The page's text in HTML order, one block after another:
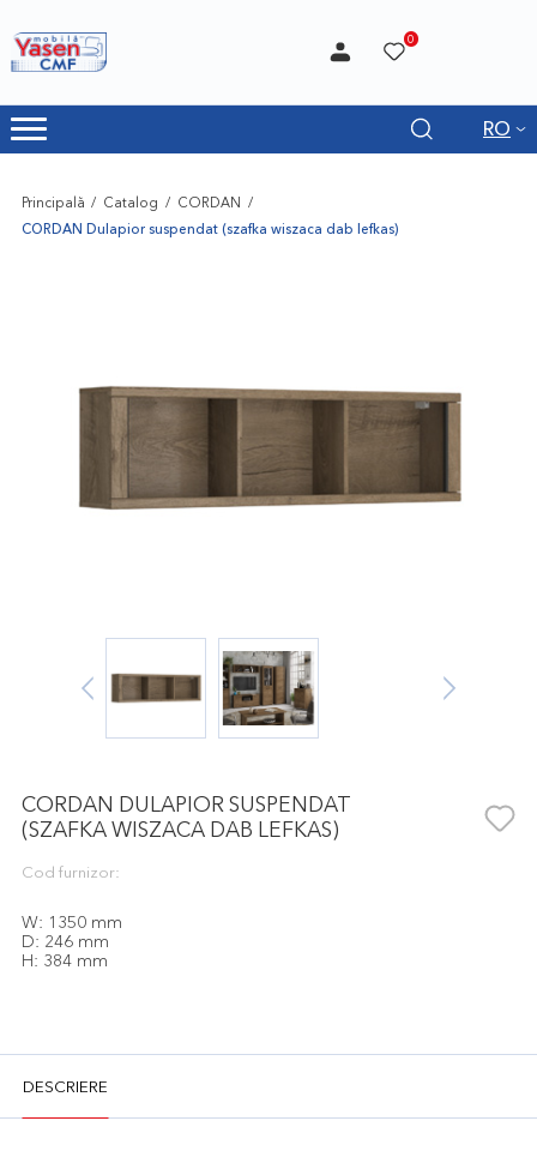
0
RO
Principală Catalog
CORDAN
CORDAN Dulapior suspendat (szafka wiszaca dab lefkas)
CORDAN DULAPIOR SUSPENDAT
(SZAFKA WISZACA DAB LEFKAS)
Cod furnizor:
W: 1350 mm
D: 246 mm
H: 384 mm
DESCRIERE